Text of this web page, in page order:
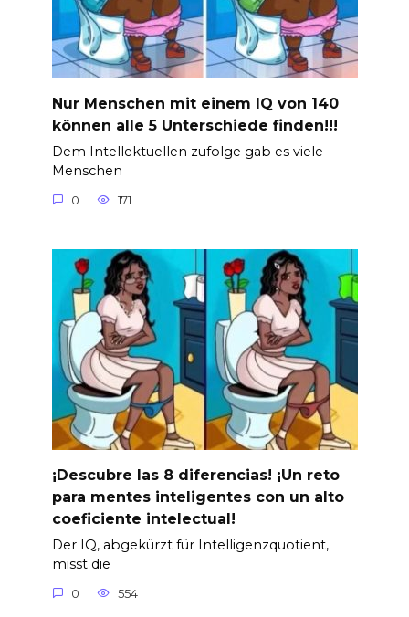
Nur Menschen mit einem IQ von 140
können alle 5 Unterschiede finden!!!
Dem Intellektuellen zufolge gab es viele
Menschen
0 171
¡Descubre las 8 diferencias! ¡Un reto
para mentes inteligentes con un alto
coeficiente intelectual!
Der IQ, abgekürzt für Intelligenzquotient,
misst die
0 554